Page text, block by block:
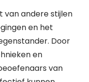
van andere stijlen
en het
Door
en
van